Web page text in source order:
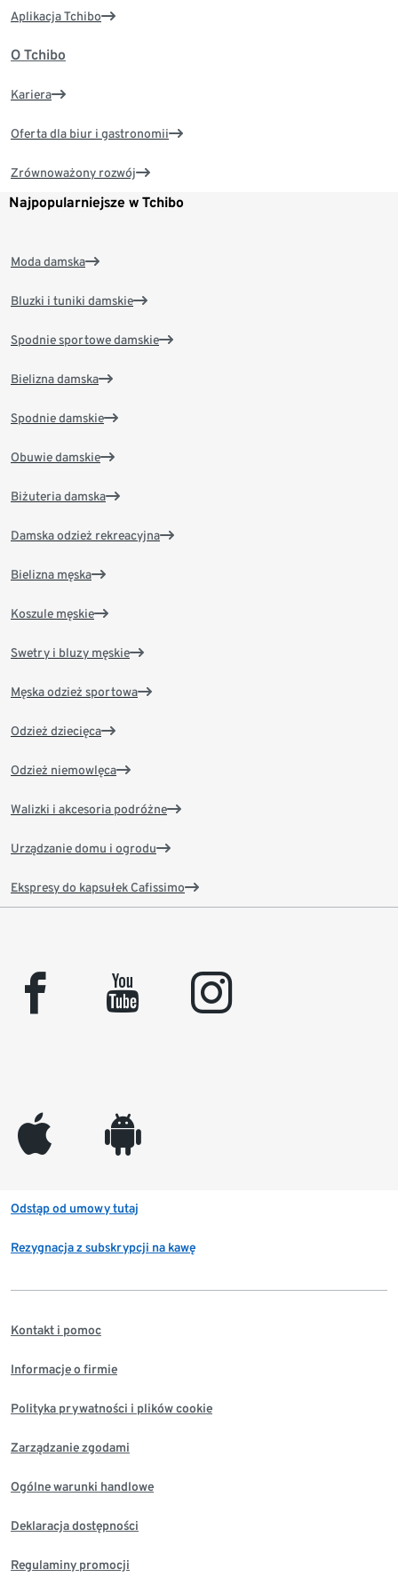
Aplikacja Tchibo
O Tchibo
Kariera
Oferta dla biur i gastronomii
Zrównoważony rozwój
Najpopularniejsze w Tchibo
Moda damska
Bluzki i tuniki damskie
Spodnie sportowe damskie
Bielizna damska
Spodnie damskie
Obuwie damskie
Biżuteria damska
Damska odzież rekreacyjna
Bielizna męska
Koszule męskie
Swetry i bluzy męskie
Męska odzież sportowa
Odzież dziecięca
Odzież niemowlęca
Walizki i akcesoria podróżne
Urządzanie domu i ogrodu
Ekspresy do kapsułek Cafissimo
facebook youtube instagram
appleinc android
Odstąp od umowy tutaj
Rezygnacja z subskrypcji na kawę
Kontakt i pomoc
Informacje o firmie
Polityka prywatności i plików cookie
Zarządzanie zgodami
Ogólne warunki handlowe
Deklaracja dostępności
Regulaminy promocji